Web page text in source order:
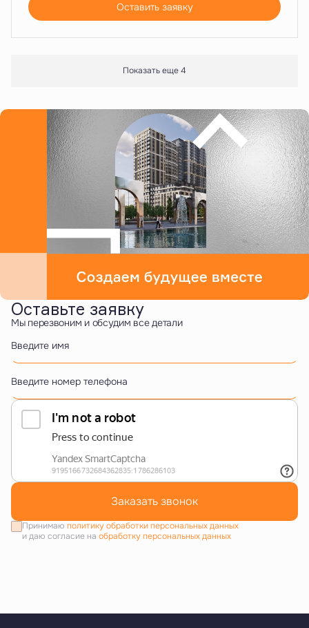
Оставить заявку
Показать еще 4
Оставьте заявку
Мы перезвоним и обсудим все детали
Введите имя
Введите номер телефона
Заказать звонок
Принимаю политику обработки персональных данных
и даю согласие на обработку персональных данных